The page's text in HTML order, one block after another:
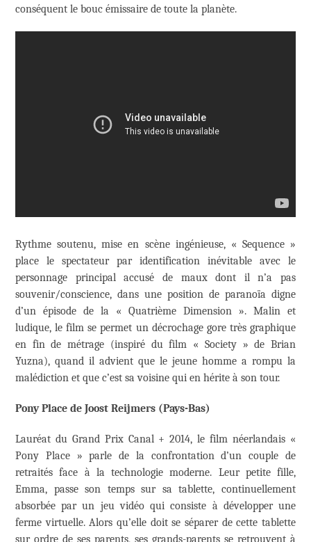
conséquent le bouc émissaire de toute la planète.
Rythme soutenu, mise en scène ingénieuse, « Sequence »
place le spectateur par identification inévitable avec le
personnage principal accusé de maux dont il n’a pas
souvenir/conscience, dans une position de paranoïa digne
d’un épisode de la « Quatrième Dimension ». Malin et
ludique, le film se permet un décrochage gore très graphique
en fin de métrage (inspiré du film « Society » de Brian
Yuzna), quand il advient que le jeune homme a rompu la
malédiction et que c’est sa voisine qui en hérite à son tour.
Pony Place de Joost Reijmers (Pays-Bas)
Lauréat du Grand Prix Canal + 2014, le film néerlandais «
Pony Place » parle de la confrontation d’un couple de
retraités face à la technologie moderne. Leur petite fille,
Emma, passe son temps sur sa tablette, continuellement
absorbée par un jeu vidéo qui consiste à développer une
ferme virtuelle. Alors qu’elle doit se séparer de cette tablette
sur ordre de ses parents, ses grands-parents se retrouvent à